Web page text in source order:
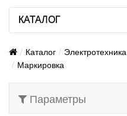
КАТАЛОГ
Каталог Электротехника
Маркировка
Параметры